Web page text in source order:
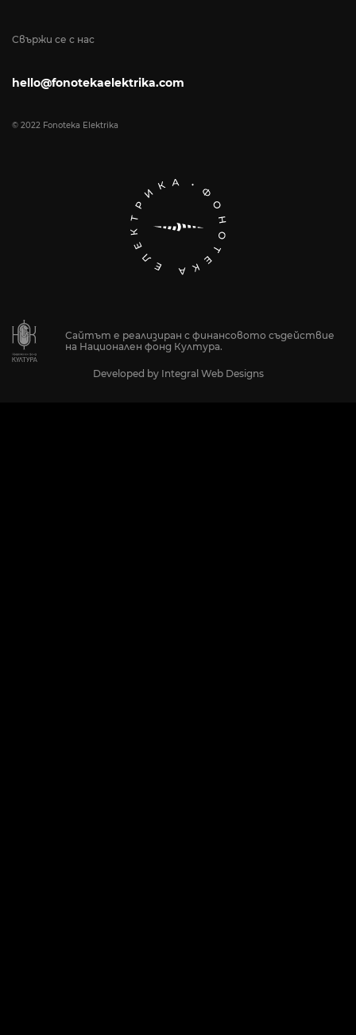
Свържи се с нас
hello@fonotekaelektrika.com
© 2022 Fonoteka Elektrika
Сайтът е реализиран с финансовото съдействие
на Национален фонд Култура.
Developed by Integral Web Designs